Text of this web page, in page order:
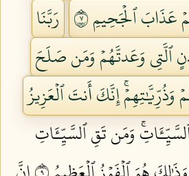
عَذَابَ ٱلۡجَحِيمِ ٧
رَبَّنَا
وَعَدتَّهُمۡ وَمَن صَلَحَ
وَذُرِّيَّٰتِهِمۡۚ إِنَّكَ أَنتَ ٱلۡعَزِيزُ
وَمَن تَقِ ٱلسَّيِّـَٔاتِ